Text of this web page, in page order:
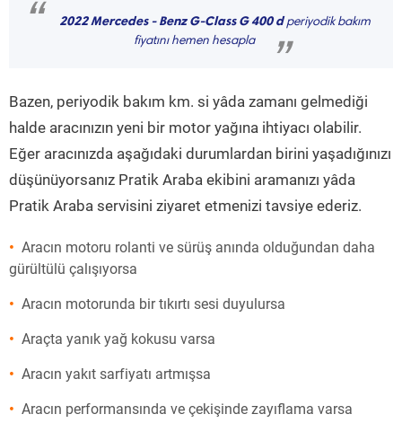
“ 2022 Mercedes - Benz G-Class G 400 dperiyodik bakım
fiyatını hemen hesapla
”
Bazen, periyodik bakım km. si yâda zamanı gelmediği
halde aracınızın yeni bir motor yağına ihtiyacı olabilir.
Eğer aracınızda aşağıdaki durumlardan birini yaşadığınızı
düşünüyorsanız Pratik Araba ekibini aramanızı yâda
Pratik Araba servisini ziyaret etmenizi tavsiye ederiz.
Aracın motoru rolanti ve sürüş anında olduğundan daha
gürültülü çalışıyorsa
Aracın motorunda bir tıkırtı sesi duyulursa
Araçta yanık yağ kokusu varsa
Aracın yakıt sarfiyatı artmışsa
Aracın performansında ve çekişinde zayıflama varsa